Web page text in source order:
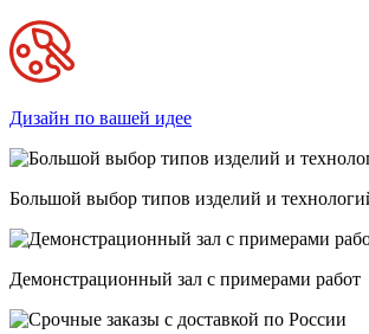
Дизайн по вашей идее
Большой выбор типов изделий и
Демонстрационный зал с примерами работ